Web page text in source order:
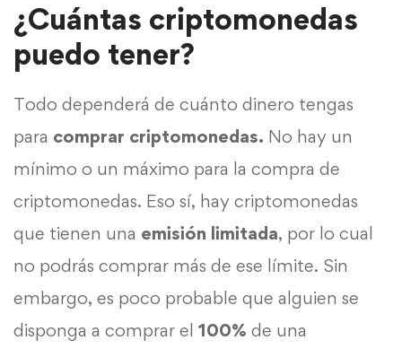
¿Cuántas criptomonedas
puedo tener?
Todo dependerá de cuánto dinero tengas
para comprar criptomonedas. No hay un
mínimo o un máximo para la compra de
criptomonedas. Eso sí, hay criptomonedas
que tienen una emisión limitada, por lo cual
no podrás comprar más de ese límite. Sin
embargo, es poco probable que alguien se
disponga a comprar el 100% de una